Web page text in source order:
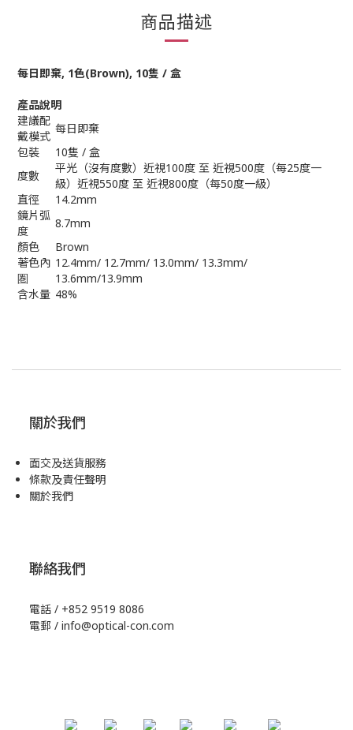
商品描述
每日即棄, 1色(Brown), 10隻 / 盒
產品說明
建議配
戴模式
每日即棄
包裝
10隻 / 盒
度數
平光（沒有度數）近視100度 至 近視500度（每25度一
級）近視550度 至 近視800度（每50度一級）
直徑
14.2mm
鏡片弧
度
8.7mm
顏色
Brown
著色內
圏
含水量
12.4mm/ 12.7mm/ 13.0mm/ 13.3mm/
13.6mm/13.9mm
48%
關於我們
面交及送貨服務
條款及責任聲明
關於我們
聯絡我們
電話 / +852 9519 8086
電郵 / info@optical-con.com